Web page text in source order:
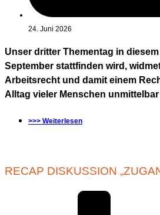
24. Juni 2026
Unser dritter Thementag in diesem
September stattfinden wird,
Arbeitsrecht und damit einem
Alltag vieler Menschen
>>> Weiterlesen
RECAP DISKUSSION